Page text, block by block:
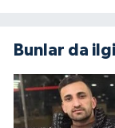
Bunlar da